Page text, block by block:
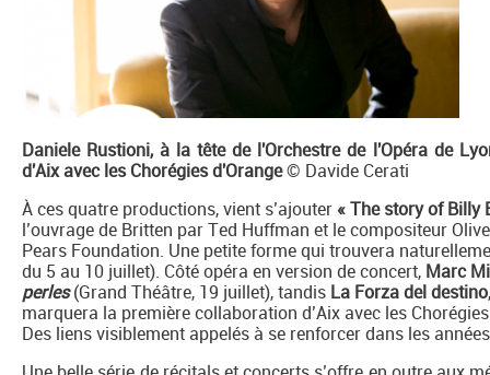
Daniele Rustioni, à la tête de l'Orchestre de l'Opéra de
d'Aix avec les Chorégies d'Orange© Davide Cerati
À ces quatre productions, vient s’ajouter« The story of Billy
l’ouvrage de Britten par Ted Huffman et le compositeur
Pears Foundation. Une petite forme qui trouvera
du 5 au 10 juillet). Côté opéra en version de concert, Marc
perles (Grand Théâtre, 19 juillet), tandis La Forza del destino
marquera la première collaboration d’Aix avec les
Des liens visiblement appelés à se renforcer dans les